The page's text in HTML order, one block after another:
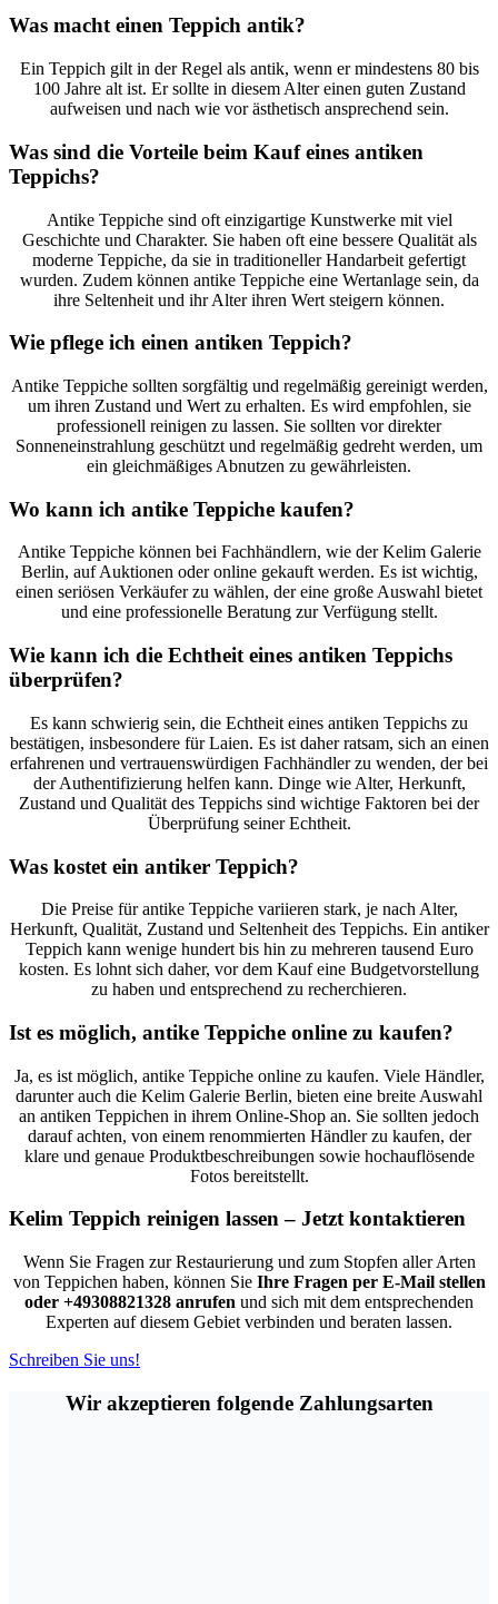
Was macht einen Teppich antik?
Ein Teppich gilt in der Regel als antik, wenn er mindestens 80 bis
100 Jahre alt ist. Er sollte in diesem Alter einen guten Zustand
aufweisen und nach wie vor ästhetisch ansprechend sein.
Was sind die Vorteile beim Kauf eines antiken
Teppichs?
Antike Teppiche sind oft einzigartige Kunstwerke mit viel
Geschichte und Charakter. Sie haben oft eine bessere Qualität als
moderne Teppiche, da sie in traditioneller Handarbeit gefertigt
wurden. Zudem können antike Teppiche eine Wertanlage sein, da
ihre Seltenheit und ihr Alter ihren Wert steigern können.
Wie pflege ich einen antiken Teppich?
Antike Teppiche sollten sorgfältig und regelmäßig gereinigt werden,
um ihren Zustand und Wert zu erhalten. Es wird empfohlen, sie
professionell reinigen zu lassen. Sie sollten vor direkter
Sonneneinstrahlung geschützt und regelmäßig gedreht werden, um
ein gleichmäßiges Abnutzen zu gewährleisten.
Wo kann ich antike Teppiche kaufen?
Antike Teppiche können bei Fachhändlern, wie der Kelim Galerie
Berlin, auf Auktionen oder online gekauft werden. Es ist wichtig,
einen seriösen Verkäufer zu wählen, der eine große Auswahl bietet
und eine professionelle Beratung zur Verfügung stellt.
Wie kann ich die Echtheit eines antiken Teppichs
überprüfen?
Es kann schwierig sein, die Echtheit eines antiken Teppichs zu
bestätigen, insbesondere für Laien. Es ist daher ratsam, sich an einen
erfahrenen und vertrauenswürdigen Fachhändler zu wenden, der bei
der Authentifizierung helfen kann. Dinge wie Alter, Herkunft,
Zustand und Qualität des Teppichs sind wichtige Faktoren bei der
Überprüfung seiner Echtheit.
Was kostet ein antiker Teppich?
Die Preise für antike Teppiche variieren stark, je nach Alter,
Herkunft, Qualität, Zustand und Seltenheit des Teppichs. Ein antiker
Teppich kann wenige hundert bis hin zu mehreren tausend Euro
kosten. Es lohnt sich daher, vor dem Kauf eine Budgetvorstellung
zu haben und entsprechend zu recherchieren.
Ist es möglich, antike Teppiche online zu kaufen?
Ja, es ist möglich, antike Teppiche online zu kaufen. Viele Händler,
darunter auch die Kelim Galerie Berlin, bieten eine breite Auswahl
an antiken Teppichen in ihrem Online-Shop an. Sie sollten jedoch
darauf achten, von einem renommierten Händler zu kaufen, der
klare und genaue Produktbeschreibungen sowie hochauflösende
Fotos bereitstellt.
Kelim Teppich reinigen lassen – Jetzt kontaktieren
Wenn Sie Fragen zur Restaurierung und zum Stopfen aller Arten
von Teppichen haben, können Sie Ihre Fragen per E-Mail stellen
oder +49308821328 anrufen und sich mit dem entsprechenden
Experten auf diesem Gebiet verbinden und beraten lassen.
Schreiben Sie uns!
Wir akzeptieren folgende Zahlungsarten